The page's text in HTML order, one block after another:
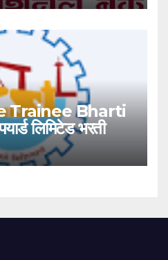
Trainee Bharti
लिमिटेड भरती